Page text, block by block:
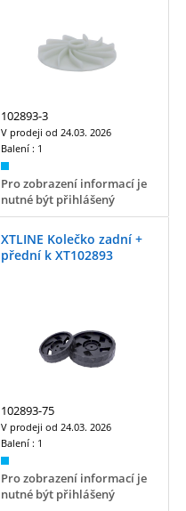
102893-3
V prodeji od 24.03. 2026
Balení : 1
Pro zobrazení informací je
nutné být přihlášený
XTLINE Kolečko zadní +
přední k XT102893
102893-75
V prodeji od 24.03. 2026
Balení : 1
Pro zobrazení informací je
nutné být přihlášený